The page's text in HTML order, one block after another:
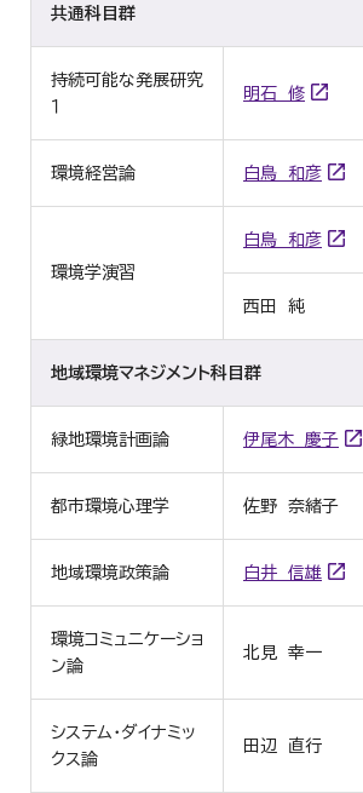
共通科目群
持続可能な発展研究
１
明石 修
環境経営論 白鳥 和彦
環境学演習
白鳥 和彦
西田 純
地域環境マネジメント科目群
緑地環境計画論 伊尾木 慶子
都市環境心理学 佐野 奈緒子
地域環境政策論 白井 信雄
環境コミュニケーショ
ン論
北見 幸一
システム・ダイナミッ
クス論
田辺 直行